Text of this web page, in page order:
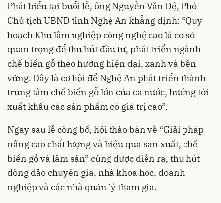
Phát biểu tại buổi lễ, ông Nguyễn Văn Đệ, Phó
Chủ tịch UBND tỉnh Nghệ An khẳng định: “Quy
hoạch Khu lâm nghiệp công nghệ cao là cơ sở
quan trọng để thu hút đầu tư, phát triển ngành
chế biến gỗ theo hướng hiện đại, xanh và bền
vững. Đây là cơ hội để Nghệ An phát triển thành
trung tâm chế biến gỗ lớn của cả nước, hướng tới
xuất khẩu các sản phẩm có giá trị cao”.
Ngay sau lễ công bố, hội thảo bàn về “Giải pháp
nâng cao chất lượng và hiệu quả sản xuất, chế
biến gỗ và lâm sản” cũng được diễn ra, thu hút
đông đảo chuyên gia, nhà khoa học, doanh
nghiệp và các nhà quản lý tham gia.